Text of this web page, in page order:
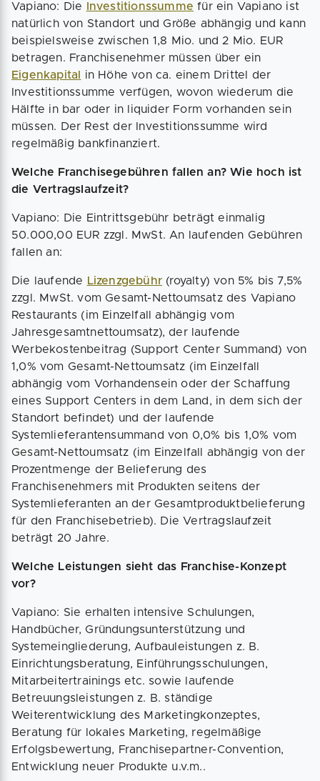
Vapiano: Die Investitionssumme für ein Vapiano ist
natürlich von Standort und Größe abhängig und kann
beispielsweise zwischen 1,8 Mio. und 2 Mio. EUR
betragen. Franchisenehmer müssen über ein
Eigenkapital
in Höhe von ca. einem Drittel der
Investitionssumme verfügen, wovon wiederum die
Hälfte in bar oder in liquider Form vorhanden sein
müssen. Der Rest der Investitionssumme wird
regelmäßig bankfinanziert.
Welche Franchisegebühren fallen an? Wie hoch ist
die Vertragslaufzeit?
Vapiano: Die Eintrittsgebühr beträgt einmalig
50.000,00 EUR zzgl. MwSt. An laufenden Gebühren
fallen an:
Die laufende Lizenzgebühr (royalty) von 5% bis 7,5%
zzgl. MwSt. vom Gesamt-Nettoumsatz des Vapiano
Restaurants (im Einzelfall abhängig vom
Jahresgesamtnettoumsatz), der laufende
Werbekostenbeitrag (Support Center Summand) von
1,0% vom Gesamt-Nettoumsatz (im Einzelfall
abhängig vom Vorhandensein oder der Schaffung
eines Support Centers in dem Land, in dem sich der
Standort befindet) und der laufende
Systemlieferantensummand von 0,0% bis 1,0% vom
Gesamt-Nettoumsatz (im Einzelfall abhängig von der
Prozentmenge der Belieferung des
Franchisenehmers mit Produkten seitens der
Systemlieferanten an der Gesamtproduktbelieferung
für den Franchisebetrieb). Die Vertragslaufzeit
beträgt 20 Jahre.
Welche Leistungen sieht das Franchise-Konzept
vor?
Vapiano: Sie erhalten intensive Schulungen,
Handbücher, Gründungsunterstützung und
Systemeingliederung, Aufbauleistungen z. B.
Einrichtungsberatung, Einführungsschulungen,
Mitarbeitertrainings etc. sowie laufende
Betreuungsleistungen z. B. ständige
Weiterentwicklung des Marketingkonzeptes,
Beratung für lokales Marketing, regelmäßige
Erfolgsbewertung, Franchisepartner-Convention,
Entwicklung neuer Produkte u.v.m..